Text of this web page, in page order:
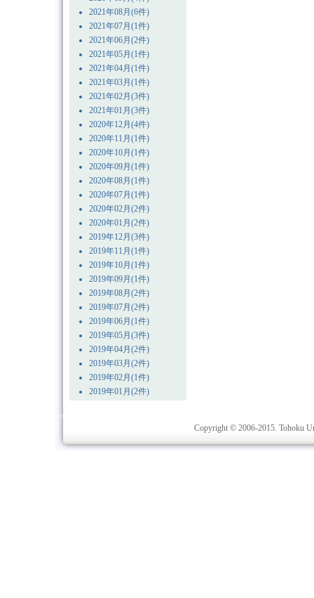
2021年08月(6件)
2021年07月(1件)
2021年06月(2件)
2021年05月(1件)
2021年04月(1件)
2021年03月(1件)
2021年02月(3件)
2021年01月(3件)
2020年12月(4件)
2020年11月(1件)
2020年10月(1件)
2020年09月(1件)
2020年08月(1件)
2020年07月(1件)
2020年02月(2件)
2020年01月(2件)
2019年12月(3件)
2019年11月(1件)
2019年10月(1件)
2019年09月(1件)
2019年08月(2件)
2019年07月(2件)
2019年06月(1件)
2019年05月(3件)
2019年04月(2件)
2019年03月(2件)
2019年02月(1件)
2019年01月(2件)
Copyright © 2006-2015. Tohoku